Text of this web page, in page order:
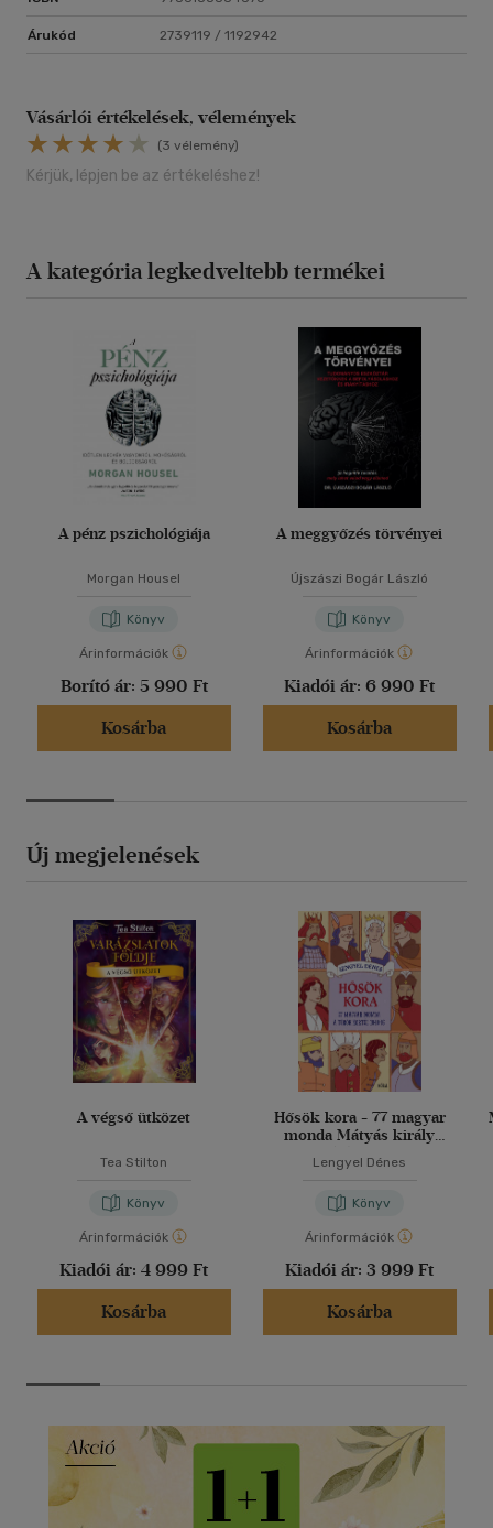
Árukód 2739119 / 1192942
Vásárlói értékelések, vélemények
(3 vélemény)
Kérjük, lépjen be az értékeléshez!
A kategória legkedveltebb termékei
A pénz pszichológiája
Morgan Housel
Könyv
Árinformációk
Borító ár: 5 990 Ft
Kosárba
A meggyőzés törvényei
Újszászi Bogár László
Könyv
Árinformációk
Kiadói ár: 6 990 Ft
Kosárba
Új megjelenések
A végső ütközet
Tea Stilton
Könyv
Árinformációk
Kiadói ár: 4 999 Ft
Kosárba
Hősök kora - 77 magyar
monda Mátyás király
Lengyel Dénes
Könyv
Árinformációk
Kiadói ár: 3 999 Ft
Kosárba